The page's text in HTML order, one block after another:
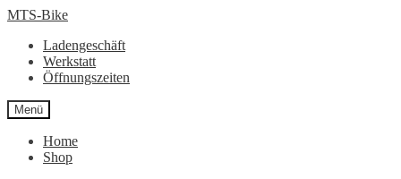
Zur
springen
Zum
springen
MTS-Bike
Ladengeschäft
Werkstatt
Öffnungszeiten
Menü
Home
Shop